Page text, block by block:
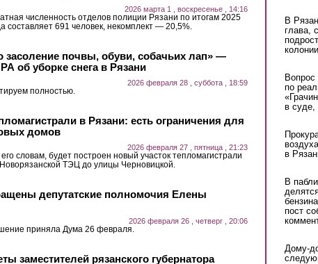
2026 марта 1 , воскресенье , 14:16
численность отделов полиции Рязани по итогам 2025
составляет 691 человек, некомплект — 20,5%.
засоление почвы, обуви, собачьих лап» —
об уборке снега в Рязани
2026 февраля 28 , суббота , 18:59
полностью.
в Рязани: есть ограничения для
домов
2026 февраля 27 , пятница , 21:23
словам, будет построен новый участок тепломагистрали
ТЭЦ до улицы Черновицкой.
депутатские полномочия Елены
2026 февраля 26 , четверг , 20:06
приняла Дума 26 февраля.
заместителей рязанского губернатора
В
глава,
Вопрос
по
в суде,
в
В
пост
Дому-